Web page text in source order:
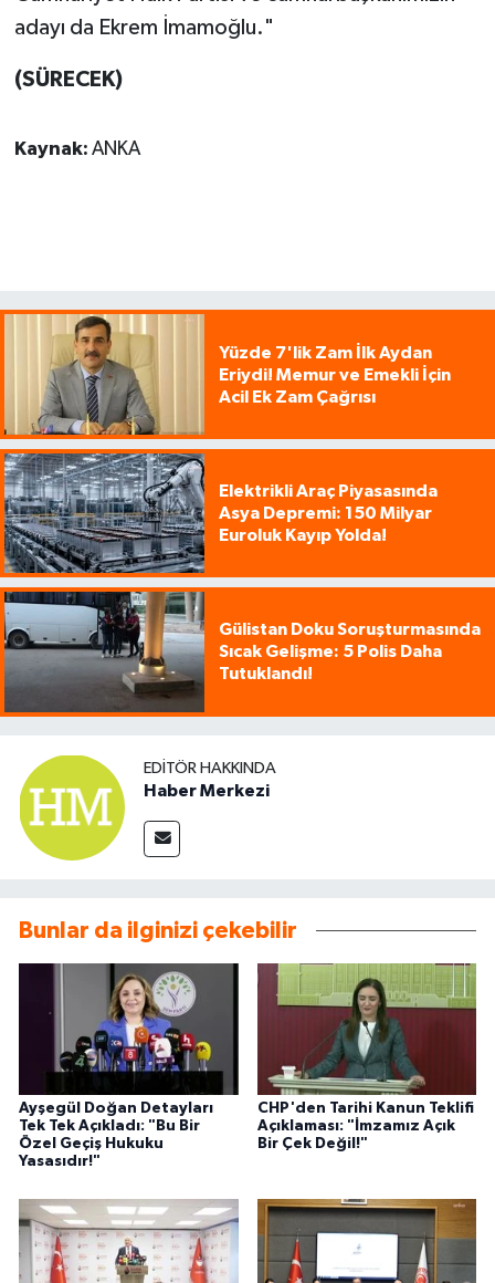
adayı da Ekrem İmamoğlu."
(SÜRECEK)
Kaynak: ANKA
Yüzde 7'lik Zam İlk Aydan
Eriydi! Memur ve Emekli İçin
Acil Ek Zam Çağrısı
Elektrikli Araç Piyasasında
Asya Depremi: 150 Milyar
Euroluk Kayıp Yolda!
Gülistan Doku Soruşturmasında
Sıcak Gelişme: 5 Polis Daha
Tutuklandı!
EDITÖR HAKKINDA
Haber Merkezi
Bunlar da ilginizi çekebilir
Ayşegül Doğan Detayları
Tek Tek Açıkladı: "Bu Bir
Özel Geçiş Hukuku
Yasasıdır!"
CHP'den Tarihi Kanun Teklifi
Açıklaması: "İmzamız Açık
Bir Çek Değil!"